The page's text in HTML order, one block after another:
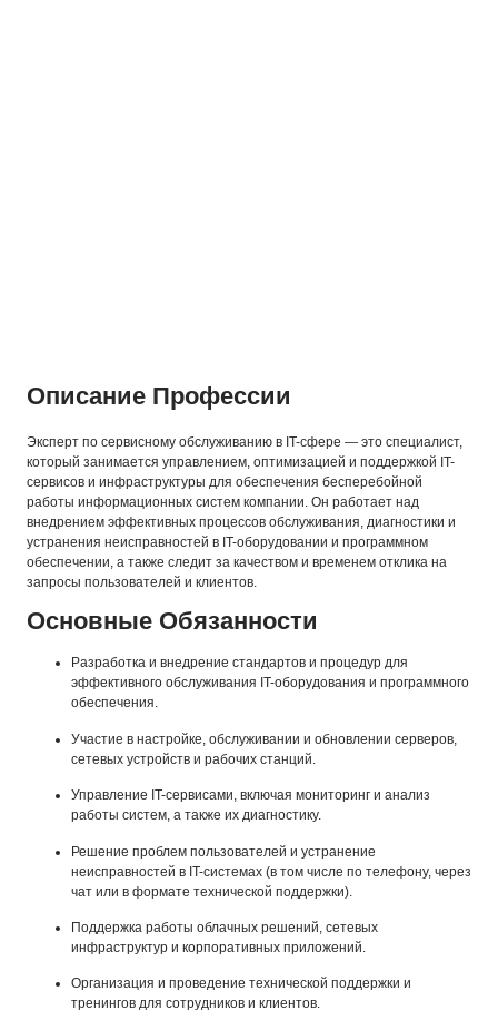
Описание Профессии
Эксперт по сервисному обслуживанию в IT-сфере — это специалист,
который занимается управлением, оптимизацией и поддержкой IT-
сервисов и инфраструктуры для обеспечения бесперебойной
работы информационных систем компании. Он работает над
внедрением эффективных процессов обслуживания, диагностики и
устранения неисправностей в IT-оборудовании и программном
обеспечении, а также следит за качеством и временем отклика на
запросы пользователей и клиентов.
Основные Обязанности
Разработка и внедрение стандартов и процедур для
эффективного обслуживания IT-оборудования и программного
обеспечения.
Участие в настройке, обслуживании и обновлении серверов,
сетевых устройств и рабочих станций.
Управление IT-сервисами, включая мониторинг и анализ
работы систем, а также их диагностику.
Решение проблем пользователей и устранение
неисправностей в IT-системах (в том числе по телефону, через
чат или в формате технической поддержки).
Поддержка работы облачных решений, сетевых
инфраструктур и корпоративных приложений.
Организация и проведение технической поддержки и
тренингов для сотрудников и клиентов.